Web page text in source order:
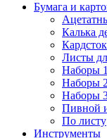
Бумага и
Калька
Кардсток
Листы
Наборы
Наборы
Наборы
Пивной
По листу
Инструменты